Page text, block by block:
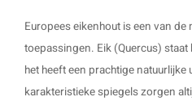
Europees eikenhout is een van
toepassingen. Eik (Quercus)
het heeft een prachtige
karakteristieke spiegels zorgen